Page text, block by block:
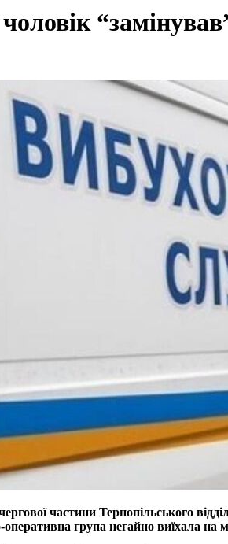
частини Тернопільського
група негайно виїхала на